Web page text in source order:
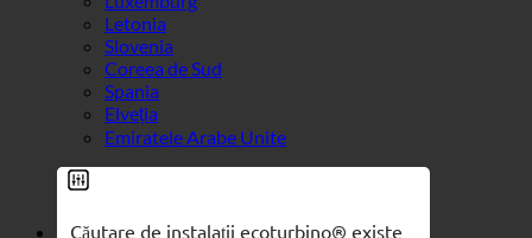
Filtre generice
Filtrați după tipul de post
Efect 7 în 1